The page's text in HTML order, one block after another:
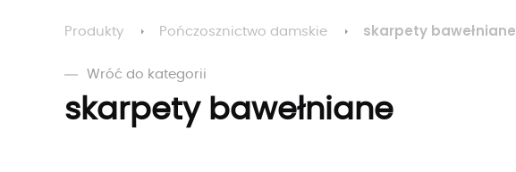
Produkty Pończosznictwo damskie skarpety bawełniane
Wróć do kategorii
skarpety bawełniane